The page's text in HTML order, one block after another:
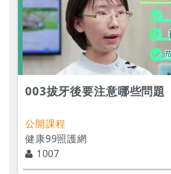
003拔牙後要注意哪些問題
公開課程
健康99照護網
1007